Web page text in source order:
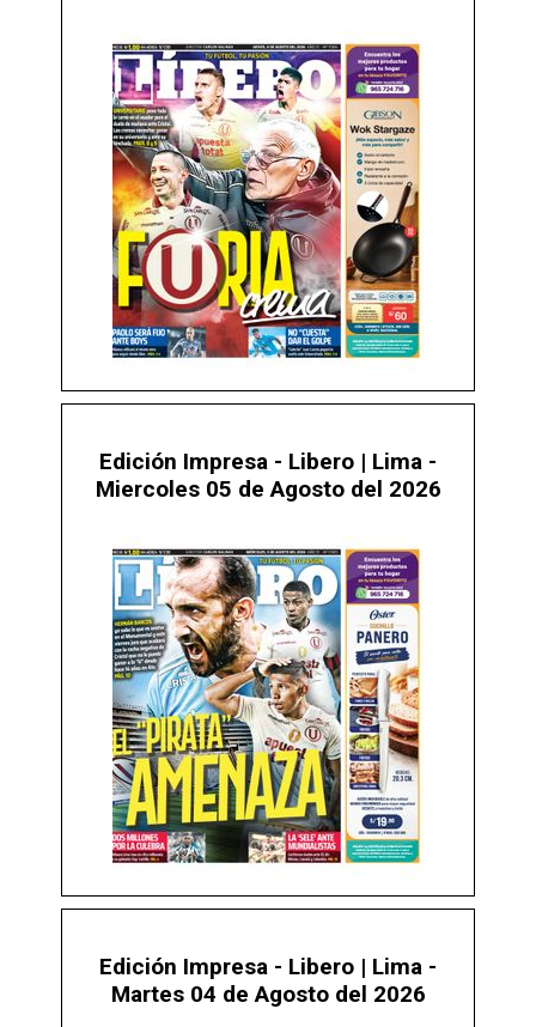
Edición Impresa - Libero | Lima -
Miercoles 05 de Agosto del 2026
Edición Impresa - Libero | Lima -
Martes 04 de Agosto del 2026